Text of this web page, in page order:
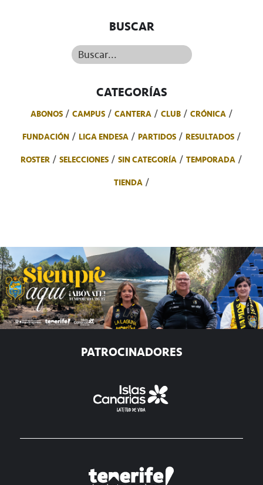
BUSCAR
Buscar...
CATEGORÍAS
ABONOS CAMPUS CANTERA CLUB
CRÓNICA
FUNDACIÓN
LIGA ENDESA PARTIDOS
RESULTADOS
ROSTER
SELECCIONES SIN CATEGORÍA
TEMPORADA
TIENDA
PATROCINADORES